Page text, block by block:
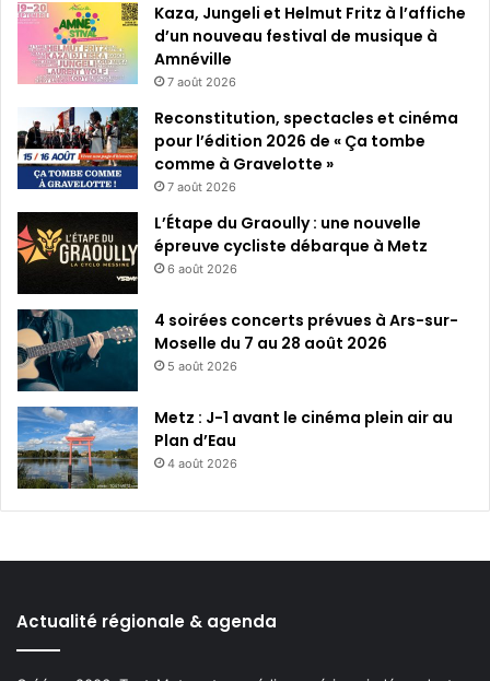
Kaza, Jungeli et Helmut Fritz à l’affiche
d’un nouveau festival de musique à
Amnéville
7 août 2026
Reconstitution, spectacles et cinéma
pour l’édition 2026 de « Ça tombe
comme à Gravelotte »
7 août 2026
L’Étape du Graoully : une nouvelle
épreuve cycliste débarque à Metz
6 août 2026
4 soirées concerts prévues à Ars-sur-
Moselle du 7 au 28 août 2026
5 août 2026
Metz : J-1 avant le cinéma plein air au
Plan d’Eau
4 août 2026
Actualité régionale & agenda